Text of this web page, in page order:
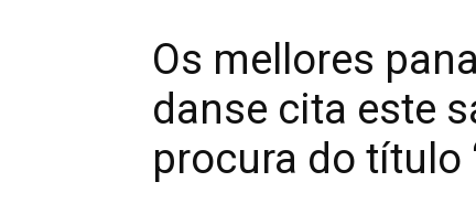
Os mellores
danse cita este
procura do título